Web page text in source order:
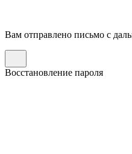
Вам отправлено письмо с
Восстановление пароля